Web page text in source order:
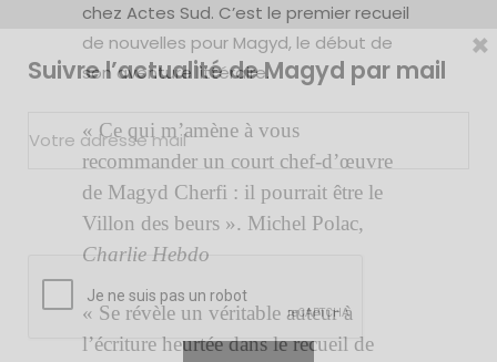
chez Actes Sud. C’est le premier recueil
de nouvelles pour Magyd, le début de
son aventure littéraire.
« Ce qui m’amène à vous
recommander un court chef-d’œuvre
de Magyd Cherfi : il pourrait être le
Villon des beurs ». Michel Polac,
Charlie Hebdo
« Se révèle un véritable auteur à
l’écriture heurtée dans le recueil de
Suivre l’actualité de Magyd par mail
×